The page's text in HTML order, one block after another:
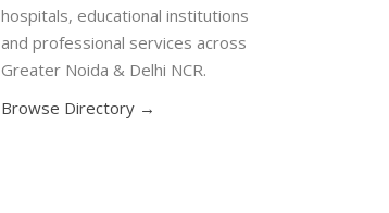
hospitals, educational institutions
and professional services across
Greater Noida & Delhi NCR.
Browse Directory →